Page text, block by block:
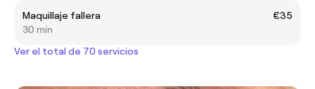
Maquillaje fallera
€35
30 min
Ver el total de 70 servicios